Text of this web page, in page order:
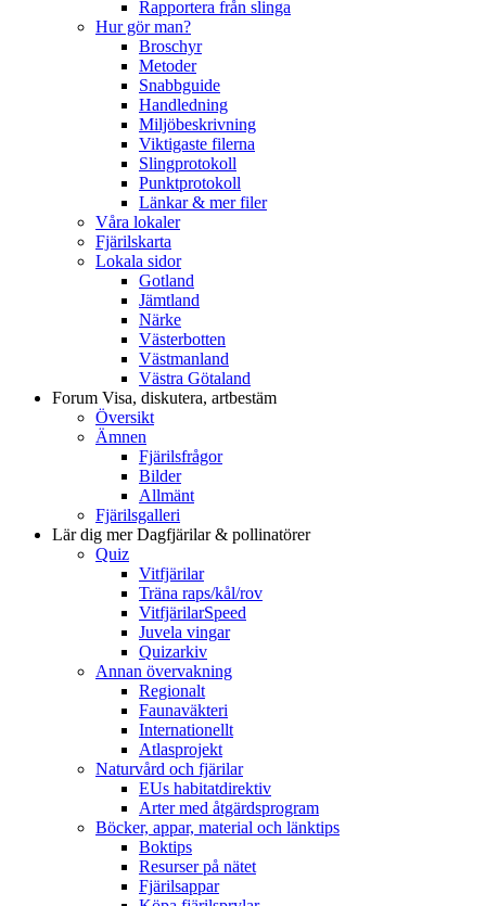
Rapportera från slinga
Hur gör man?
Broschyr
Metoder
Snabbguide
Handledning
Miljöbeskrivning
Viktigaste filerna
Slingprotokoll
Punktprotokoll
Länkar & mer filer
Våra lokaler
Fjärilskarta
Lokala sidor
Gotland
Jämtland
Närke
Västerbotten
Västmanland
Västra Götaland
Forum Visa, diskutera, artbestäm
Översikt
Ämnen
Fjärilsfrågor
Bilder
Allmänt
Fjärilsgalleri
Lär dig merDagfjärilar & pollinatörer
Quiz
Vitfjärilar
Träna raps/kål/rov
VitfjärilarSpeed
Juvela vingar
Quizarkiv
Annan övervakning
Regionalt
Faunaväkteri
Internationellt
Atlasprojekt
Naturvård och fjärilar
EUs habitatdirektiv
Arter med åtgärdsprogram
Böcker, appar, material och länktips
Boktips
Resurser på nätet
Fjärilsappar